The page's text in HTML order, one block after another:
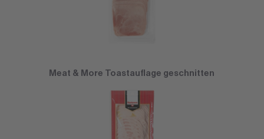
Meat & More Toastauflage geschnitten